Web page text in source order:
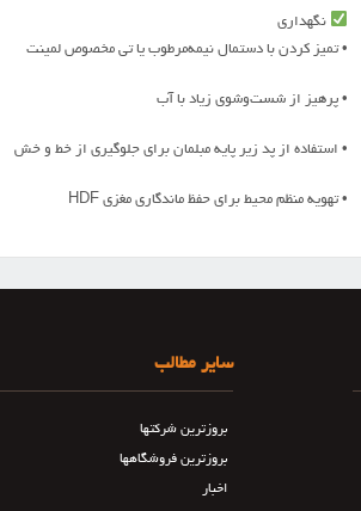
نگهداری
• تمیز کردن با دستمال نیمه‌مرطوب یا تی مخصوص لمینت
• پرهیز از شست‌وشوی زیاد با آب
• استفاده از پد زیر پایه مبلمان برای جلوگیری از خط و خش
• تهویه منظم محیط برای حفظ ماندگاری مغزی HDF
سایر مطالب
بروزترین شرکتها
بروزترین فروشگاهها
اخبار